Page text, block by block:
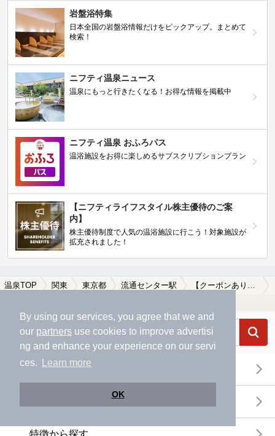
By using our services, you agree that we and
our partners use cookies to improve advertisi
ng and enhance your experience on our servi
ces.
Learn more
OK
岩盤浴特集
日本全国の岩盤浴情報だけをピックアップ。まとめて
検索！
ニフティ温泉ニュース
温泉にもっと行きたくなる！お得な情報を掲載中
ニフティ温泉 おふろパス
温浴施設をお得に楽しめるサブスクリプションプラン
【ニフティライフスタイル株主優待のご案
内】
株主優待制度で人気の温浴施設に行こう！対象施設が
拡充されました！
温泉TOP 関東 東京都 流通センター駅 【クーポンあり】カップルにおすすめの流通センター駅近くの温泉、日帰り温泉、スーパー銭湯おすすめ
エリアから探す